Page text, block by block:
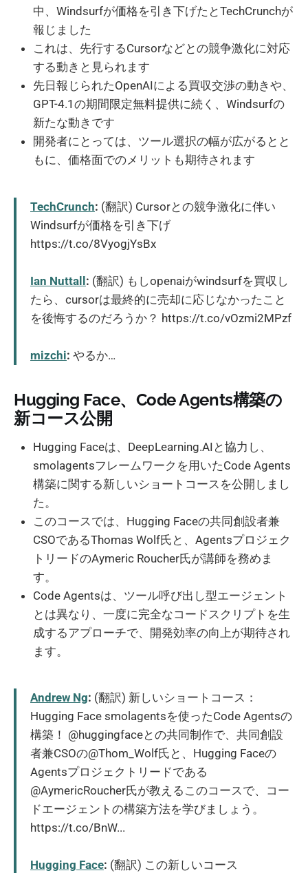
中、Windsurfが価格を引き下げたとTechCrunchが
報じました
これは、先行するCursorなどとの競争激化に対応
する動きと見られます
先日報じられたOpenAIによる買収交渉の動きや、
GPT-4.1の期間限定無料提供に続く、Windsurfの
新たな動きです
開発者にとっては、ツール選択の幅が広がるとと
もに、価格面でのメリットも期待されます
TechCrunch: (翻訳) Cursorとの競争激化に伴い
Windsurfが価格を引き下げ
https://t.co/8VyogjYsBx
Ian Nuttall : (翻訳) もしopenaiがwindsurfを買収し
たら、cursorは最終的に売却に応じなかったこと
を後悔するのだろうか？ https://t.co/vOzmi2MPzf
mizchi: やるか…
Hugging Face、Code Agents構築の
新コース公開
Hugging Faceは、DeepLearning.AIと協力し、
smolagentsフレームワークを用いたCode Agents
構築に関する新しいショートコースを公開しまし
た。
このコースでは、Hugging Faceの共同創設者兼
CSOであるThomas Wolf氏と、Agentsプロジェク
トリードのAymeric Roucher氏が講師を務めま
す。
Code Agentsは、ツール呼び出し型エージェント
とは異なり、一度に完全なコードスクリプトを生
成するアプローチで、開発効率の向上が期待され
ます。
Andrew Ng: (翻訳) 新しいショートコース：
Hugging Face smolagentsを使ったCode Agentsの
構築！ @huggingfaceとの共同制作で、共同創設
者兼CSOの@Thom_Wolf氏と、Hugging Faceの
Agentsプロジェクトリードである
@AymericRoucher氏が教えるこのコースで、コー
ドエージェントの構築方法を学びましょう。
https://t.co/BnW...
Hugging Face: (翻訳) この新しいコース